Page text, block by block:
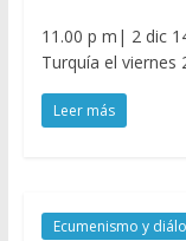
11.00 p m| 2 dic
Turquía el viernes
Leer más
Ecumenismo y